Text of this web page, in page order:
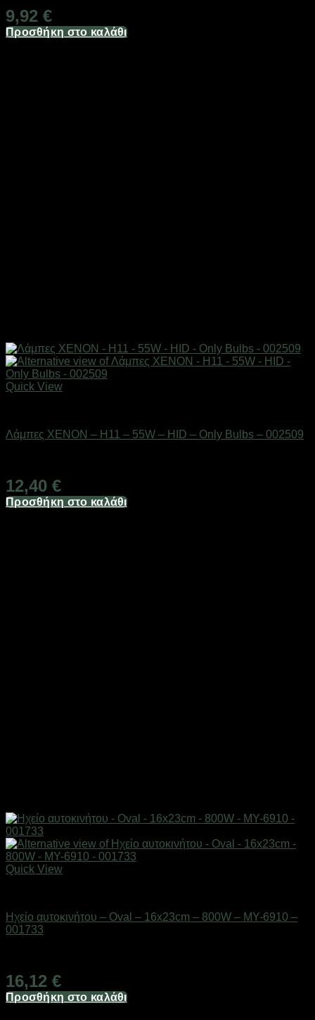
9,92 €
Προσθήκη στο καλάθι
Quick View
Λάμπες XENON – H11 – 55W – HID – Only Bulbs – 002509
12,40 €
Προσθήκη στο καλάθι
Quick View
Ηχείο αυτοκινήτου – Oval – 16x23cm – 800W – MY-6910 –
001733
16,12 €
Προσθήκη στο καλάθι